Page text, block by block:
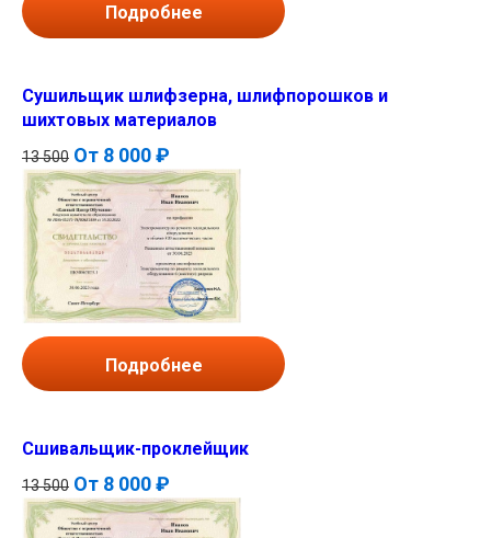
Подробнее
Сушильщик шлифзерна, шлифпорошков и
шихтовых материалов
13 500 От 8 000 ₽
Подробнее
Сшивальщик-проклейщик
13 500 От 8 000 ₽